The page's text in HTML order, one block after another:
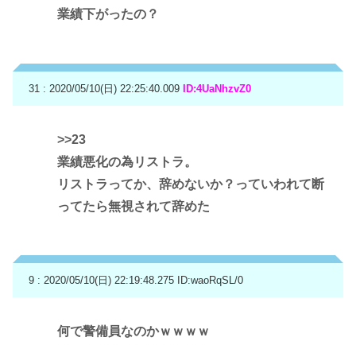
業績下がったの？
31 : 2020/05/10(日) 22:25:40.009 ID:4UaNhzvZ0
>>23
業績悪化の為リストラ。
リストラってか、辞めないか？っていわれて断
ってたら無視されて辞めた
9 : 2020/05/10(日) 22:19:48.275 ID:waoRqSL/0
何で警備員なのかｗｗｗｗ